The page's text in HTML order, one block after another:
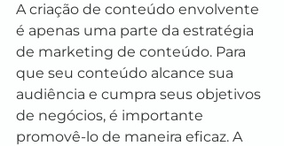
A criação de conteúdo envolvente
é apenas uma parte da estratégia
de marketing de conteúdo. Para
que seu conteúdo alcance sua
audiência e cumpra seus objetivos
de negócios, é importante
promovê-lo de maneira eficaz. A